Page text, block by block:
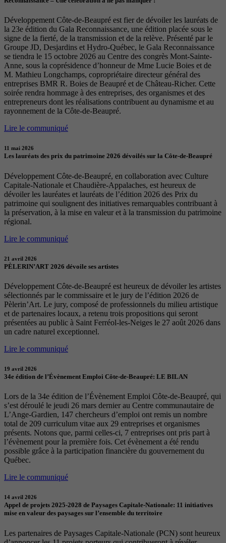
Développement Côte-de-Beaupré est fier de dévoiler les lauréats de
la 23e édition du Gala Reconnaissance, une édition placée sous le
signe de la fierté, de la transmission et de la relève. Présenté par le
Groupe JD, Desjardins et Hydro-Québec, le Gala Reconnaissance
se tiendra le 15 octobre 2026 au Centre des congrès Mont-Sainte-
Anne, sous la coprésidence d’honneur de Mme Lucie Boies et de
M. Mathieu Longchamps, copropriétaire directeur général des
entreprises BMR R. Boies de Beaupré et de Château-Richer. Cette
soirée rendra hommage à des entreprises, des organismes et des
entrepreneurs dont les réalisations contribuent au dynamisme et au
rayonnement de la Côte-de-Beaupré.
Lire le communiqué
11 mai 2026
Les lauréats des prix du patrimoine 2026 dévoilés sur la Côte-de-Beaupré
Développement Côte-de-Beaupré, en collaboration avec Culture
Capitale-Nationale et Chaudière-Appalaches, est heureux de
dévoiler les lauréates et lauréats de l’édition 2026 des Prix du
patrimoine qui soulignent des initiatives remarquables contribuant à
la préservation, à la mise en valeur et à la transmission du patrimoine
régional.
Lire le communiqué
21 avril 2026
PÈLERIN’ART 2026 dévoile ses artistes
Développement Côte-de-Beaupré est heureux de dévoiler les artistes
sélectionnés par le commissaire et le jury de l’édition 2026 de
Pèlerin’Art. Le jury, composé de professionnels du milieu artistique
et de partenaires locaux, a retenu trois propositions qui seront
présentées au public à Saint Ferréol-les-Neiges le 27 août 2026 dans
un cadre naturel exceptionnel.
Lire le communiqué
19 avril 2026
34e édition de l’Évènement Emploi Côte-de-Beaupré: LE BILAN
Lors de la 34e édition de l’Évènement Emploi Côte-de-Beaupré, qui
s’est déroulé le jeudi 26 mars dernier au Centre communautaire de
L’Ange-Gardien, 147 chercheurs d’emploi ont remis un nombre
total de 209 curriculum vitae aux 29 entreprises et organismes
présents. Notons que, parmi celles-ci, 7 entreprises ont pris part à
l’évènement pour la première fois. Cet évènement a été rendu
possible grâce à la participation financière du gouvernement du
Québec.
Lire le communiqué
14 avril 2026
Appel de projets 2025-2028 de Paysages Capitale-Nationale: 11 initiatives
mise en valeur des paysages sur l’ensemble du territoire
Les partenaires de Paysages Capitale-Nationale (PCN) sont heureux